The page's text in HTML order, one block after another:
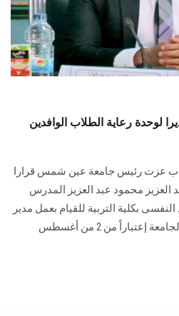
لوحدة رعاية الطلاب الوافدين
عزت رئيس جامعة عين شمس قرارا
العزيز محمود عبد العزيز المدرس
بكلية التربية للقيام بعمل مدير
وحدة رعاية الطلاب الوافدين بالجامعة إعتباراً من 2 من أغسطس